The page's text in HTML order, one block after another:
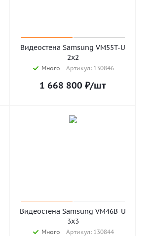
Видеостена Samsung VM55T-U
2х2
Много Артикул: 130846
1 668 800 ₽/шт
Видеостена Samsung VM46B-U
3х3
Много Артикул: 130844